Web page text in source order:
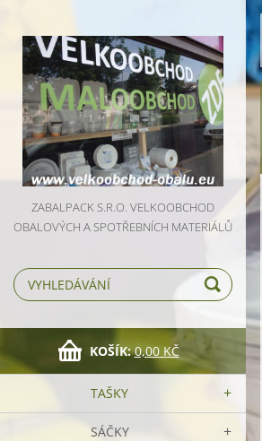
ZABALPACK S.R.O. VELKOOBCHOD
OBALOVÝCH A SPOTŘEBNÍCH MATERIÁLŮ
KOŠÍK: 0,00 KČ
TAŠKY
SÁČKY